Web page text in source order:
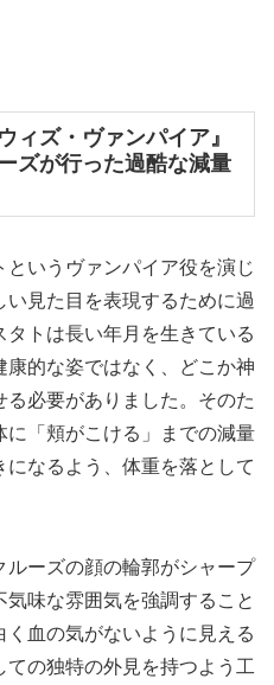
ィズ・ヴァンパイア』
ズが行った過酷な減量
というヴァンパイア役を演じ
見た目を表現するために過
トは長い年月を生きている
的な姿ではなく、どこか神
必要がありました。そのた
「頬がこける」までの減量
なるよう、体重を落として
ルーズの顔の輪郭がシャープ
味な雰囲気を強調すること
血の気がないように見える
ての独特の外見を持つよう工